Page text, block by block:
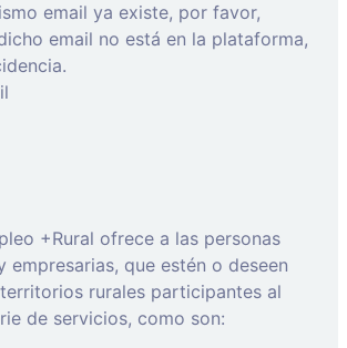
email ya existe, por favor,
email no está en la plataforma,
+Rural ofrece a las personas
empresarias, que estén o deseen
rurales participantes al
de servicios, como son: